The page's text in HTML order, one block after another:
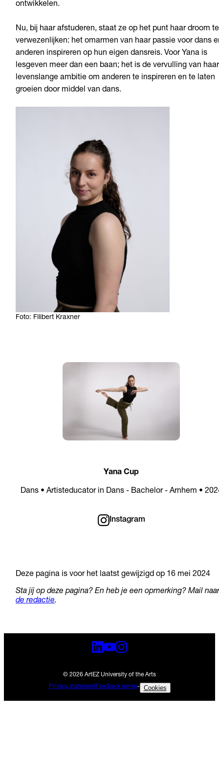
ontwikkelen.
Nu, bij haar afstuderen, staat ze op het punt haar droom te
verwezenlijken: het omarmen van haar passie voor dans
anderen inspireren op hun eigen dansreis. Voor Yana is
lesgeven meer dan een baan; het is de vervulling van haar
levenslange ambitie om anderen te inspireren en te laten
groeien door middel van dans.
Foto: Filibert Kraxner
Yana Cup
Dans • Artisteducator in Dans - Bachelor - Arnhem •
Instagram
Deze pagina is voor het laatst gewijzigd op 16 mei 2024
Sta jij op deze pagina? En heb je een opmerking? Mail naar
de redactie.
© 2026 ArtEZ University of the Arts
Privacy statementFeedback geven- Cookies